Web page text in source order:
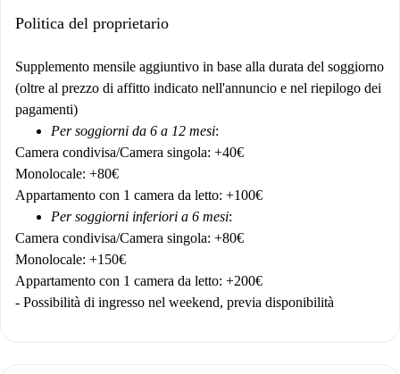
Politica del proprietario
Supplemento mensile aggiuntivo in base alla durata del soggiorno
(oltre al prezzo di affitto indicato nell'annuncio e nel riepilogo dei
pagamenti)
Per soggiorni da 6 a 12 mesi:
Camera condivisa/Camera singola: +40€
Monolocale: +80€
Appartamento con 1 camera da letto: +100€
Per soggiorni inferiori a 6 mesi:
Camera condivisa/Camera singola: +80€
Monolocale: +150€
Appartamento con 1 camera da letto: +200€
- Possibilità di ingresso nel weekend, previa disponibilità